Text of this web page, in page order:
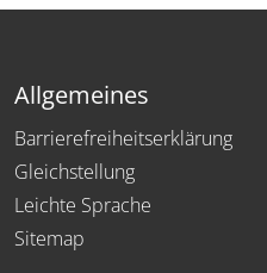
Allgemeines
Barrierefreiheitserklärung
Gleichstellung
Leichte Sprache
Sitemap